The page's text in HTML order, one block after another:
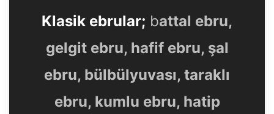
Klasik ebrular; battal ebru,
gelgit ebru, hafif ebru, şal
ebru, bülbülyuvası, taraklı
ebru, kumlu ebru, hatip